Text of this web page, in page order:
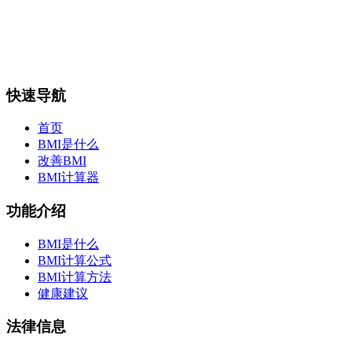
快速导航
首页
BMI是什么
改善BMI
BMI计算器
功能介绍
BMI是什么
BMI计算公式
BMI计算方法
健康建议
法律信息